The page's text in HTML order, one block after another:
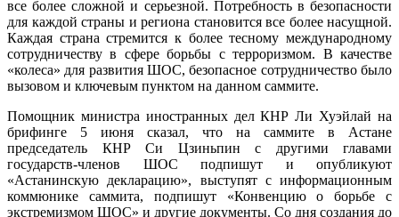
все более сложной и серьезной. Потребность в безопасности
для каждой страны и региона становится все более насущной.
Каждая страна стремится к более тесному международному
сотрудничеству в сфере борьбы с терроризмом. В качестве
«колеса» для развития ШОС, безопасное сотрудничество было
вызовом и ключевым пунктом на данном саммите.
Помощник министра иностранных дел КНР Ли Хуэйлай на
брифинге 5 июня сказал, что на саммите в Астане
председатель КНР Си Цзиньпин с другими главами
государств-членов ШОС подпишут и опубликуют
«Астанинскую декларацию», выступят с информационным
коммюнике саммита, подпишут «Конвенцию о борьбе с
экстремизмом ШОС» и другие документы. Со дня создания до